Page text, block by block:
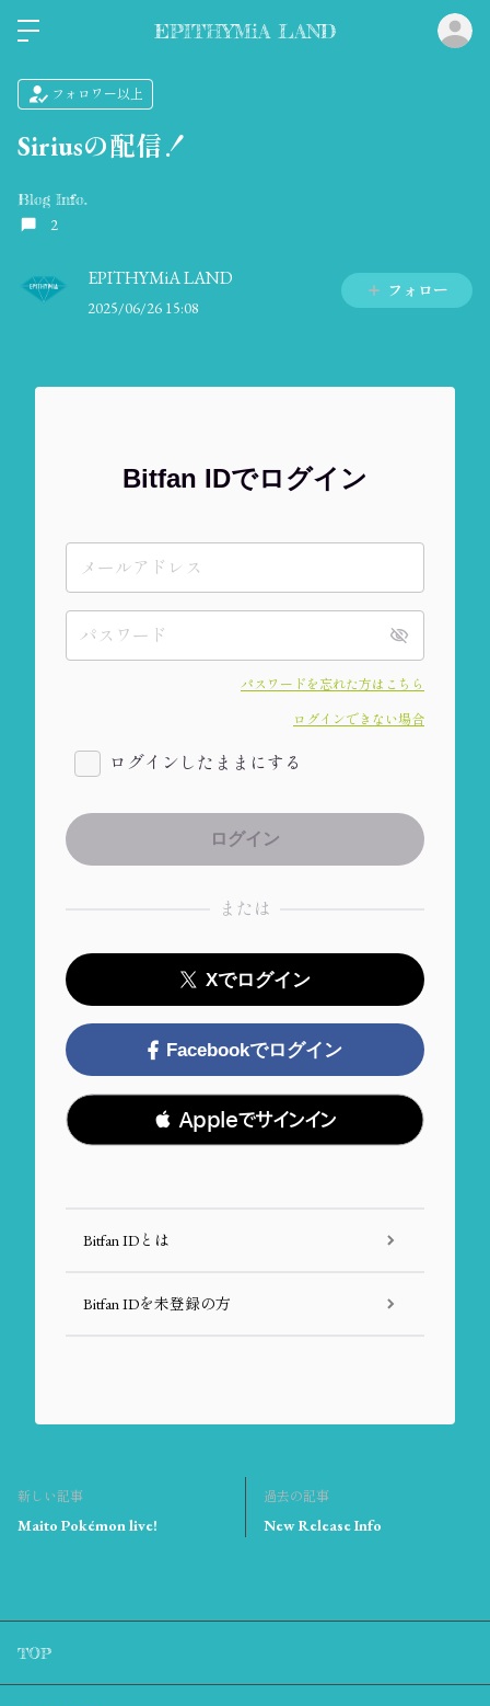
EPITHYMiA LAND
フォロワー以上
Siriusの配信！
Blog Info.
2
EPITHYMiA LAND
2025/06/26 15:08
フォロー
Bitfan IDでログイン
パスワードを忘れた方はこちら
ログインできない場合
ログインしたままにする
または
Xでログイン
Facebookでログイン
 Appleでサインイン
Bitfan IDとは
Bitfan IDを未登録の方
新しい記事
Maito Pokémon live!
過去の記事
New Release Info
TOP